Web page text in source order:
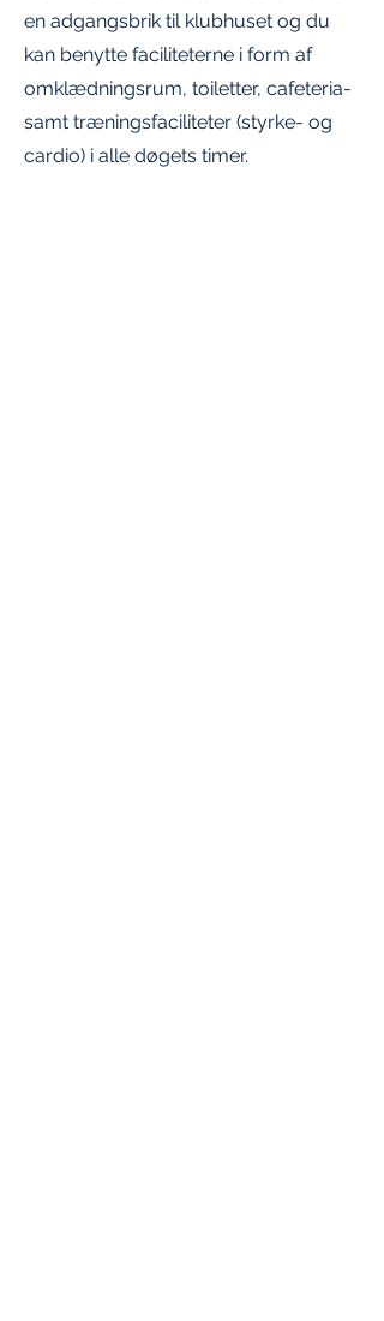
en adgangsbrik til klubhuset og du
kan benytte faciliteterne i form af
omklædningsrum, toiletter, cafeteria-
samt træningsfaciliteter (styrke- og
cardio) i alle døgets timer.